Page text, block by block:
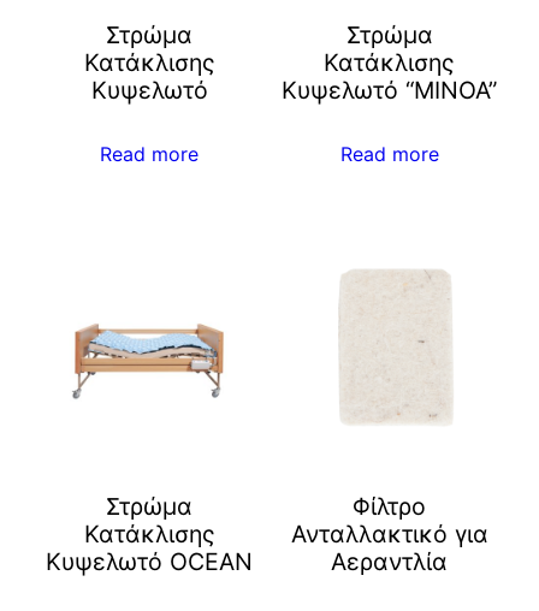
Στρώμα
Κατάκλισης
Κυψελωτό
Read more
Στρώμα
Κατάκλισης
Κυψελωτό “MINOA”
Read more
Στρώμα
Κατάκλισης
Κυψελωτό ΟCEAN
Φίλτρο
Ανταλλακτικό για
Αεραντλία